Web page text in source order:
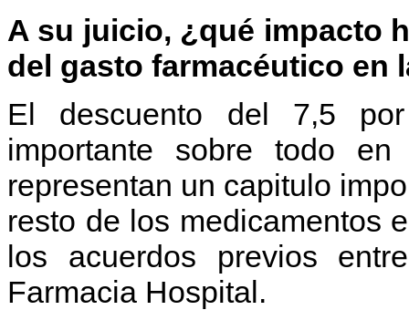
A su juicio, ¿qué impacto
del gasto farmacéutico en
El descuento del 7,5
importante sobre todo
representan un capitulo
resto de los medicamentos
los acuerdos previos
Farmacia Hospital.